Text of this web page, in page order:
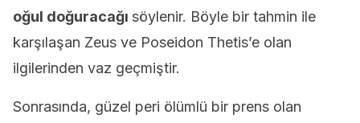
oğul doğuracağı söylenir. Böyle bir tahmin ile
karşılaşan Zeus ve Poseidon Thetis’e olan
ilgilerinden vaz geçmiştir.
Sonrasında, güzel peri ölümlü bir prens olan